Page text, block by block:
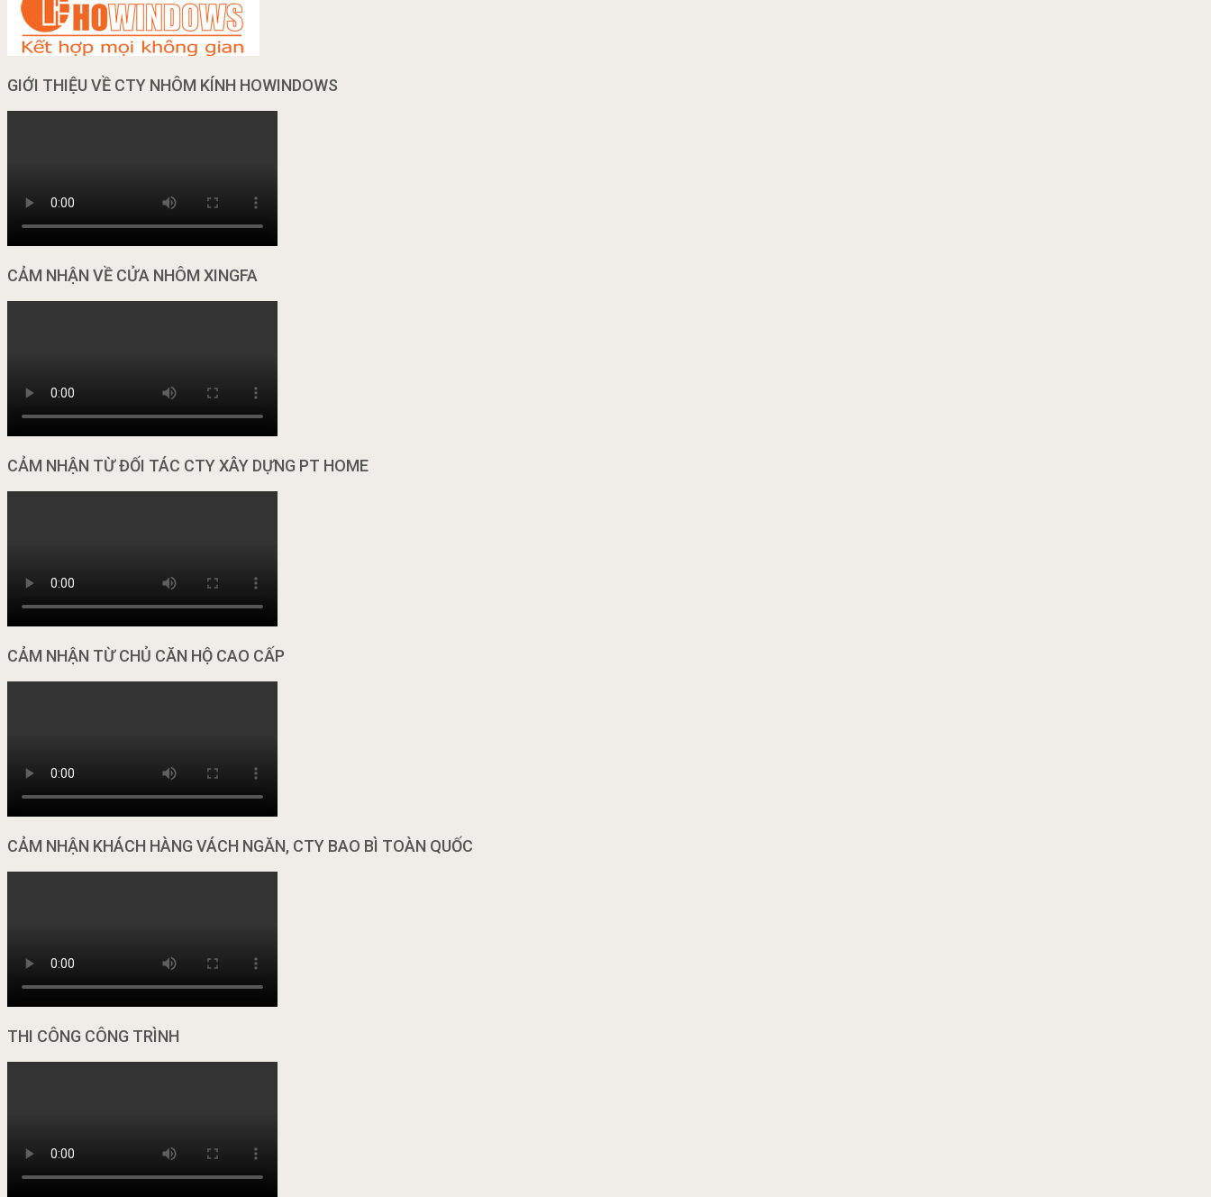
GIỚI THIỆU VỀ CTY NHÔM KÍNH HOWINDOWS
CẢM NHẬN VỀ CỬA NHÔM XINGFA
CẢM NHẬN TỪ ĐỐI TÁC CTY XÂY DỰNG PT HOME
CẢM NHẬN TỪ CHỦ CĂN HỘ CAO CẤP
CẢM NHẬN KHÁCH HÀNG VÁCH NGĂN, CTY BAO BÌ TOÀN QUỐC
THI CÔNG CÔNG TRÌNH